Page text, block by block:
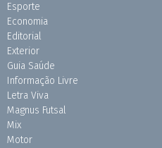
Esporte
Economia
Editorial
Exterior
Guia Saúde
Informação Livre
Letra Viva
Magnus Futsal
Mix
Motor